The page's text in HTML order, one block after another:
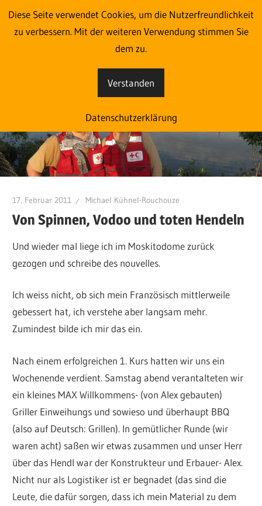
Im Einsatz aus Liebe zum
Menschen
blog.roteskreuz.at
Websites
Website
17. Februar 2011 Michael Kühnel-Rouchouze
Von Spinnen, Vodoo und toten Hendeln
Und wieder mal liege ich im Moskitodome zurück
gezogen und schreibe des nouvelles.
Ich weiss nicht, ob sich mein Französisch mittlerweile
gebessert hat, ich verstehe aber langsam mehr.
Zumindest bilde ich mir das ein.
Nach einem erfolgreichen 1. Kurs hatten wir uns ein
Wochenende verdient. Samstag abend verantalteten wir
ein kleines MAX Willkommens- (von Alex gebauten)
Griller Einweihungs und sowieso und überhaupt BBQ
(also auf Deutsch: Grillen). In gemütlicher Runde (wir
waren acht) saßen wir etwas zusammen und unser Herr
über das Hendl war der Konstrukteur und Erbauer- Alex.
Nicht nur als Logistiker ist er begnadet (das sind die
Leute, die dafür sorgen, dass ich mein Material zu dem
Diese Seite verwendet Cookies, um die Nutzerfreundlichkeit
zu verbessern. Mit der weiteren Verwendung stimmen Sie
dem zu.
Verstanden
Datenschutzerklärung